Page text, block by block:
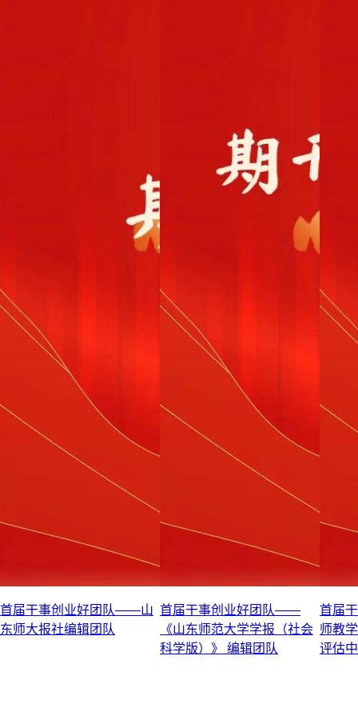
首届干事创业好团队——山
东师大报社编辑团队
首届干事创业好团队——
《山东师范大学学报（社会
科学版）》 编辑团队
首届
师教
评估